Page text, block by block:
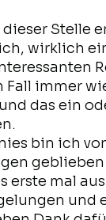
Stelle
wirklich
Fall immer
das ein
bin ich
erste mal
und